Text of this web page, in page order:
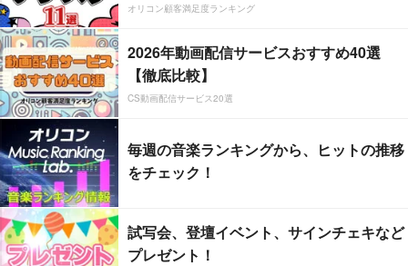
オリコン顧客満足度ランキング
2026年動画配信サービスおすすめ40選
【徹底比較】
CS動画配信サービス20選
毎週の音楽ランキングから、ヒットの推移
をチェック！
試写会、登壇イベント、サインチェキなど
プレゼント！